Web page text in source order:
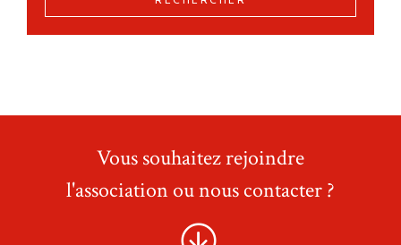
Vous souhaitez rejoindre
l'association ou nous contacter ?